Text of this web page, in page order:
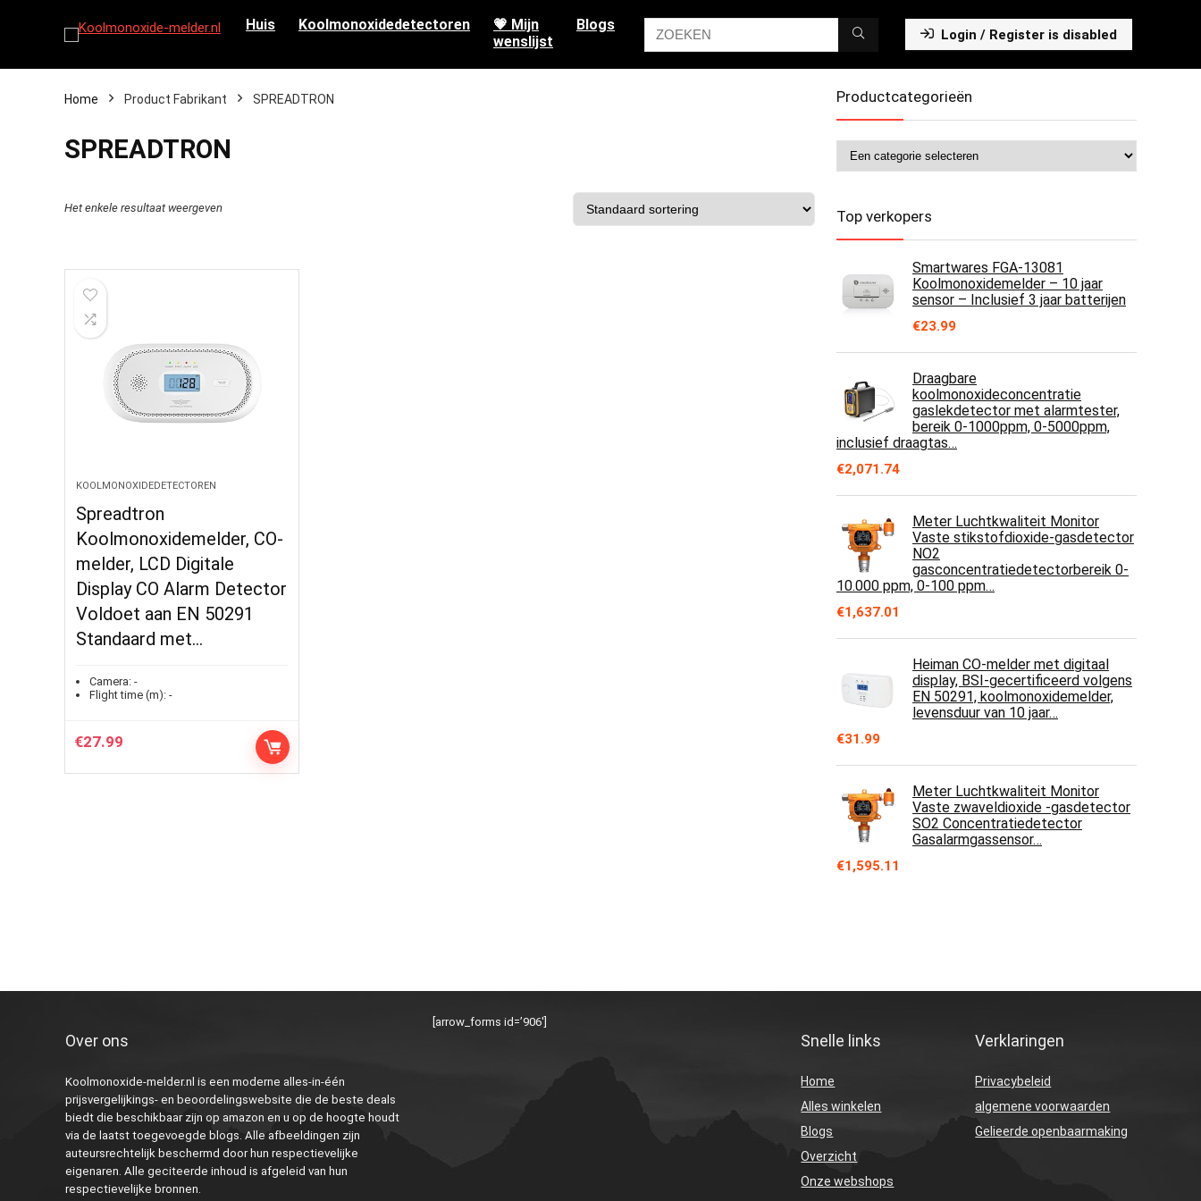
Huis Koolmonoxidedetectoren
💗 Mijn
wenslijst
Blogs
Login / Register is disabled
Home Product Fabrikant ‎SPREADTRON
‎SPREADTRON
Het enkele resultaat weergeven
KOOLMONOXIDEDETECTOREN
Spreadtron
Koolmonoxidemelder, CO-
melder, LCD Digitale
Display CO Alarm Detector
Voldoet aan EN 50291
Standaard met…
Camera: -
Flight time (m): -
€27.99
Productcategorieën
Top verkopers
Smartwares FGA-13081
Koolmonoxidemelder – 10 jaar
sensor – Inclusief 3 jaar batterijen
€23.99
Draagbare
koolmonoxideconcentratie
gaslekdetector met alarmtester,
bereik 0-1000ppm, 0-5000ppm,
inclusief draagtas…
€2,071.74
Meter Luchtkwaliteit Monitor
Vaste stikstofdioxide-gasdetector
NO2
gasconcentratiedetectorbereik 0-
10.000 ppm, 0-100 ppm…
€1,637.01
Heiman CO-melder met digitaal
display, BSI-gecertificeerd volgens
EN 50291, koolmonoxidemelder,
levensduur van 10 jaar…
€31.99
Meter Luchtkwaliteit Monitor
Vaste zwaveldioxide -gasdetector
SO2 Concentratiedetector
Gasalarmgassensor…
€1,595.11
Over ons
Koolmonoxide-melder.nl is een moderne alles-in-één
prijsvergelijkings- en beoordelingswebsite die de beste deals
biedt die beschikbaar zijn op amazon en u op de hoogte houdt
via de laatst toegevoegde blogs. Alle afbeeldingen zijn
auteursrechtelijk beschermd door hun respectievelijke
eigenaren. Alle geciteerde inhoud is afgeleid van hun
respectievelijke bronnen.
[arrow_forms id=’906′]
Snelle links
Home
Alles winkelen
Blogs
Overzicht
Onze webshops
Verklaringen
Privacybeleid
algemene voorwaarden
Gelieerde openbaarmaking